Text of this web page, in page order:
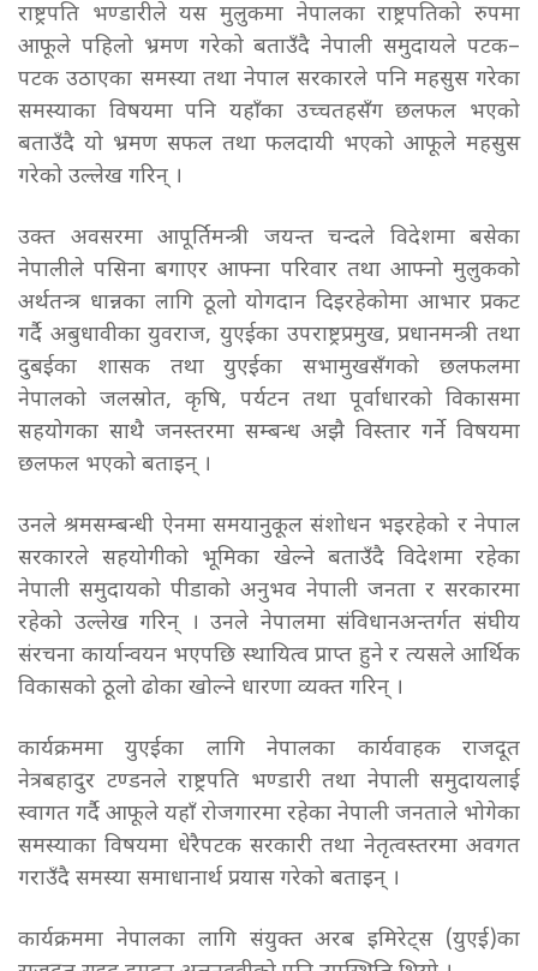
राष्ट्रपति भण्डारीले यस मुलुकमा नेपालका राष्ट्रपतिको रुपमा
आफूले पहिलो भ्रमण गरेको बताउँदै नेपाली समुदायले पटक–
पटक उठाएका समस्या तथा नेपाल सरकारले पनि महसुस गरेका
समस्याका विषयमा पनि यहाँका उच्चतहसँग छलफल भएको
बताउँदै यो भ्रमण सफल तथा फलदायी भएको आफूले महसुस
गरेको उल्लेख गरिन् ।
उक्त अवसरमा आपूर्तिमन्त्री जयन्त चन्दले विदेशमा बसेका
नेपालीले पसिना बगाएर आफ्ना परिवार तथा आफ्नो मुलुकको
अर्थतन्त्र धान्नका लागि ठूलो योगदान दिइरहेकोमा आभार प्रकट
गर्दै अबुधावीका युवराज, युएईका उपराष्ट्रप्रमुख, प्रधानमन्त्री तथा
दुबईका शासक तथा युएईका सभामुखसँगको छलफलमा
नेपालको जलस्रोत, कृषि, पर्यटन तथा पूर्वाधारको विकासमा
सहयोगका साथै जनस्तरमा सम्बन्ध अझै विस्तार गर्ने विषयमा
छलफल भएको बताइन् ।
उनले श्रमसम्बन्धी ऐनमा समयानुकूल संशोधन भइरहेको र नेपाल
सरकारले सहयोगीको भूमिका खेल्ने बताउँदै विदेशमा रहेका
नेपाली समुदायको पीडाको अनुभव नेपाली जनता र सरकारमा
रहेको उल्लेख गरिन् । उनले नेपालमा संविधानअन्तर्गत संघीय
संरचना कार्यान्वयन भएपछि स्थायित्व प्राप्त हुने र त्यसले आर्थिक
विकासको ठूलो ढोका खोल्ने धारणा व्यक्त गरिन् ।
कार्यक्रममा युएईका लागि नेपालका कार्यवाहक राजदूत
नेत्रबहादुर टण्डनले राष्ट्रपति भण्डारी तथा नेपाली समुदायलाई
स्वागत गर्दै आफूले यहाँ रोजगारमा रहेका नेपाली जनताले भोगेका
समस्याका विषयमा धेरैपटक सरकारी तथा नेतृत्वस्तरमा अवगत
गराउँदै समस्या समाधानार्थ प्रयास गरेको बताइन् ।
कार्यक्रममा नेपालका लागि संयुक्त अरब इमिरेट्स (युएई)का